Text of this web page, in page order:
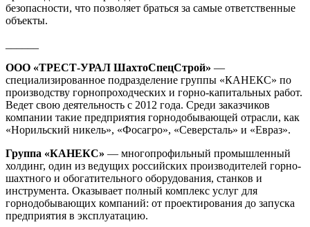
безопасности, что позволяет браться за самые ответственные
объекты.
ООО «ТРЕСТ-УРАЛ ШахтоСпецСтрой» —
специализированное подразделение группы «КАНЕКС» по
производству горнопроходческих и горно-капитальных работ.
Ведет свою деятельность с 2012 года. Среди заказчиков
компании такие предприятия горнодобывающей отрасли, как
«Норильский никель», «Фосагро», «Северсталь» и «Евраз».
Группа «КАНЕКС» — многопрофильный промышленный
холдинг, один из ведущих российских производителей горно-
шахтного и обогатительного оборудования, станков и
инструмента. Оказывает полный комплекс услуг для
горнодобывающих компаний: от проектирования до запуска
предприятия в эксплуатацию.